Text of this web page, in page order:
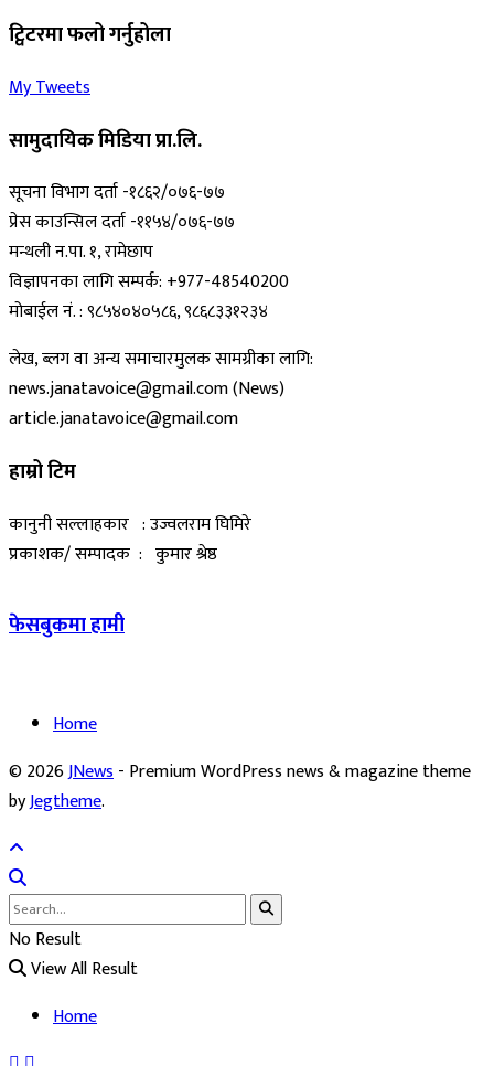
ट्विटरमा फलो गर्नुहोला
My Tweets
सामुदायिक मिडिया प्रा.लि.
सूचना विभाग दर्ता -१८६२/०७६-७७
प्रेस काउन्सिल दर्ता -११५४/०७६-७७
मन्थली न.पा. १, रामेछाप
विज्ञापनका लागि सम्पर्क: +977-48540200
मोबाईल नं. : ९८५४०४०५८६, ९८६८३३१२३४
लेख, ब्लग वा अन्य समाचारमुलक सामग्रीका लागि:
news.janatavoice@gmail.com (News)
article.janatavoice@gmail.com
हाम्रो टिम
कानुनी सल्लाहकार : उज्वलराम घिमिरे
प्रकाशक/ सम्पादक : कुमार श्रेष्ठ
फेसबुकमा हामी
Home
© 2026JNews- Premium WordPress news & magazine theme
byJegtheme.
No Result
View All Result
Home